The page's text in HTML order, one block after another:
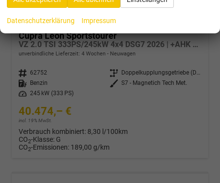
Cupra Leon Sportstourer
VZ 2.0 TSI 333PS/245kW 4x4 DSG7 2026 | +AHK +NAVI +Matrix +Immersive +5J Erw. Garantie
unverbindliche Lieferzeit: 4 Wochen Neuwagen
Fahrzeugnr. 62752 Getriebe
Doppelkupplungsgetriebe (DSG)
Kraftstoff
Benzin Außenfarbe S7 - Magnetich Tech Met.
Leistung
245 kW (333 PS)
40.474,– €
incl. 19% MwSt.
Verbrauch kombiniert: 8,30 l/100km
CO2-Klasse: G
CO2-Emissionen: 189,00 g/km
Datenschutzerklärung Impressum